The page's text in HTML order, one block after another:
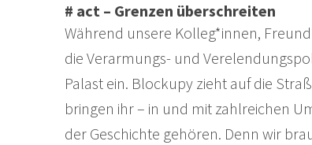
# act – Grenzen überschreiten
Während unsere Kolleg*innen,
die Verarmungs- und
Palast ein. Blockupy zieht auf die
bringen ihr – in und mit zahlreichen
der Geschichte gehören. Denn wir